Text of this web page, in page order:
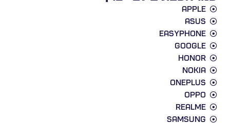
Apple
Asus
EasyPhone
Google
Honor
Nokia
Oneplus
Oppo
Realme
Samsung